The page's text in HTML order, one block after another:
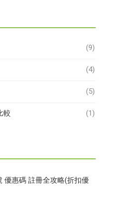
(9)
(4)
(5)
較 (1)
優惠碼 註冊全攻略(折扣優